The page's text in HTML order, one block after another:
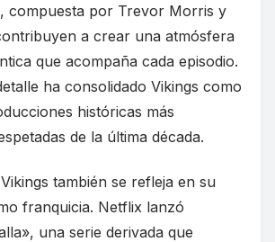
compuesta por Trevor Morris y
a crear una atmósfera
que acompaña cada episodio.
ha consolidado Vikings como
históricas más
de la última década.
también se refleja en su
franquicia. Netflix lanzó
una serie derivada que